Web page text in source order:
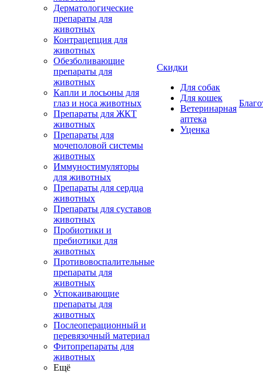
Дерматологические
препараты для
животных
Контрацепция для
животных
Обезболивающие
препараты для
животных
Капли и лосьоны для
глаз и носа животных
Препараты для ЖКТ
животных
Препараты для
мочеполовой системы
животных
Иммуностимуляторы
для животных
Препараты для сердца
животных
Препараты для суставов
животных
Пробиотики и
пребиотики для
животных
Противовоспалительные
препараты для
животных
Успокаивающие
препараты для
животных
Послеоперационный и
перевязочный материал
Фитопрепараты для
животных
Ещё
Скидки
Для собак
Для кошек
Ветеринарная
аптека
Уценка